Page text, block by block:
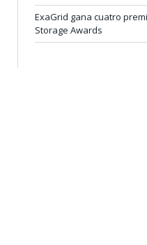
ExaGrid gana cuatro
Storage Awards